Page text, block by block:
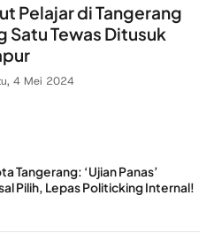
Pelajar di Tangerang
Satu Tewas Ditusuk
4 Mei 2024
Tangerang: ‘Ujian Panas’
Pilih, Lepas Politicking Internal!